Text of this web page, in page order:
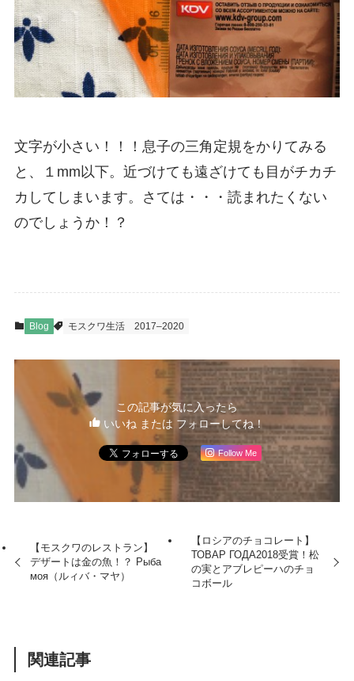
文字が小さい！！！息子の三角定規をかりてみる
と、１mm以下。近づけても遠ざけても目がチカチ
カしてしまいます。さては・・・読まれたくない
のでしょうか！？
Blog モスクワ生活 2017–2020
この記事が気に入ったら
いいね または フォローしてね！
Follow Me
【モスクワのレストラン】
デザートは金の魚！？ Рыба
моя（ルィバ・マヤ）
【ロシアのチョコレート】
ТОВАР ГОДА2018受賞！松
の実とアブレピーハのチョ
コボール
関連記事